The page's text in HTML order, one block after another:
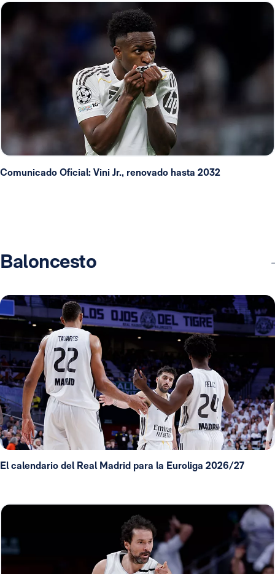
Comunicado Oficial: Vini Jr., renovado hasta 2032
Baloncesto
El calendario del Real Madrid para la Euroliga 2026/27